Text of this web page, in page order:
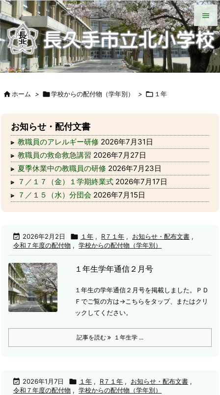


メニュ

サイド


検索
HOME 北小について 今日の北小 緊急時の対応
各種説明会
ＰＴＡ手帳（Web版）
ＰＴＡの窓
いじめ防止基本方針
学校からの配付物（学年別）
タブレット端末wifi接続手段
ホーム > 学校からの配付物（学年別） >  １年
お知らせ・配付文書
教職員のアレルギー研修 2026年7月31日
教職員の救命救急講習 2026年7月27日
夏季休業中の教職員の研修 2026年7月23日
７／１７（金）１学期終業式 2026年7月17日
７／１５（水）分団会 2026年7月15日
 2026年2月2日  １年 , R７１年 , お知らせ・配布文書 ,
令和７年度の配付物 , 学校からの配付物（学年別）
１年生学年通信２月号
１年生の学年通信２月号を掲載しました。
ＰＤ
Ｆでご覧の方は→こちらをタップ、またはクリ
ックしてください。
記事を読む １年生学 ...
 2026年1月7日  １年 , R７１年 , お知らせ・配布文書 ,
令和７年度の配付物 , 学校からの配付物（学年別）